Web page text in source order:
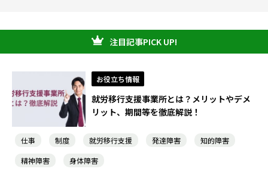
注目記事PICK UP!
お役立ち情報
就労移行支援事業所とは？メリットやデメ
リット、期間等を徹底解説！
仕事 制度 就労移行支援 発達障害
知的障害
精神障害
身体障害